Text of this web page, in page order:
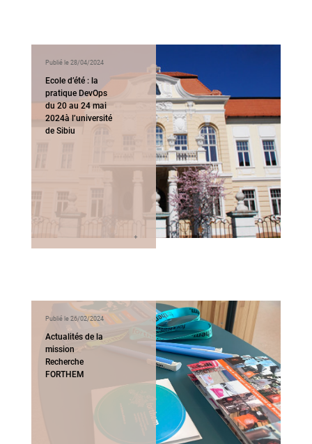
Publié le 28/04/2024
Ecole d’été : la
pratique DevOps
du 20 au 24 mai
2024à l’université
de Sibiu
Publié le 26/02/2024
Actualités de la
mission
Recherche
FORTHEM